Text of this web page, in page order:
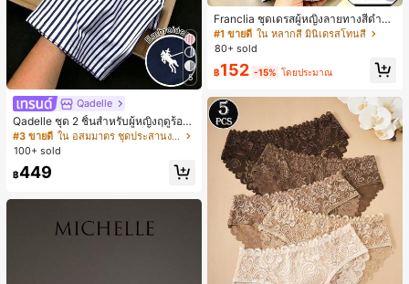
5
Qadelle
Qadelle ชุด 2 ชิ้นสำหรับผู้หญิงฤดูร้อน
แบบสบายๆ สำหรับใส่ทุกวัน, กางเกงขา
ยาวลายทางสีน้ำเงินเข้มและสีขาว, เสื้อ
#3 ขายดี
ใน อสมมาตร ชุดประสานงานสตรี
100+ sold
฿449
Franclia ชุดเดรสผู้หญิงลายทางสีดำขา
วแบบแพตช์เวิร์กเอฟเฟกต์เดนิม สำหรั
บฤดูร้อน รุ่นใหม่ พิมพ์ดิจิทัลลายทางแบ
#1 ขายดี ใน หลากสี มินิเดรสโทนสี
80+ sold
฿152 -15% โดยประมาณ